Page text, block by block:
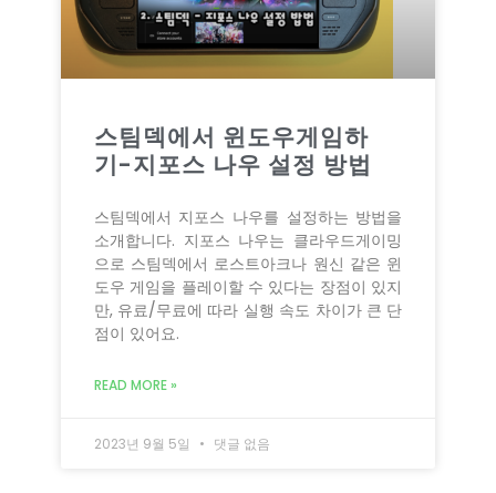
스팀덱에서 윈도우게임하
기-지포스 나우 설정 방법
스팀덱에서 지포스 나우를 설정하는 방법을
소개합니다. 지포스 나우는 클라우드게이밍
으로 스팀덱에서 로스트아크나 원신 같은 윈
도우 게임을 플레이할 수 있다는 장점이 있지
만, 유료/무료에 따라 실행 속도 차이가 큰 단
점이 있어요.
READ MORE »
2023년 9월 5일 댓글 없음